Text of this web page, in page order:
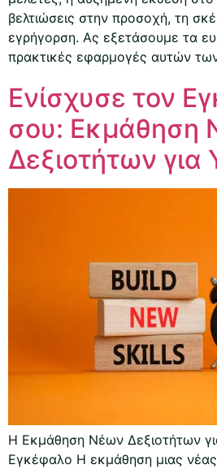
βελτιώσεις στην προσοχή, τη
εγρήγορση. Ας εξετάσουμε τα
πρακτικές εφαρμογές αυτών
Ενίσχυσε τον
σου: Εκμάθηση
Δεξιοτήτων για
Η Εκμάθηση Νέων Δεξιοτήτων
Εγκέφαλο Η εκμάθηση μιας νέας